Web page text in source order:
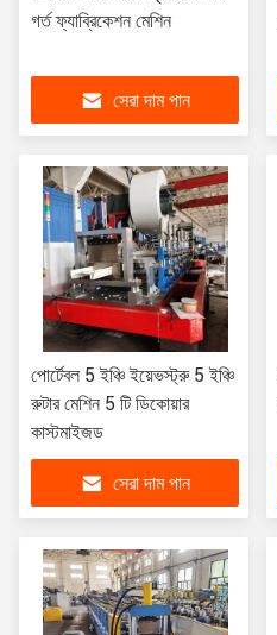
গর্ত ফ্যাব্রিকেশন মেশিন
সেরা দাম পান
পোর্টেবল 5 ইঞ্চি ইয়েভস্ট্রু 5 ইঞ্চি
রুটার মেশিন 5 টি ডিকোয়ার
কাস্টমাইজড
সেরা দাম পান